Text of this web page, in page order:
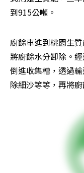
到915公噸。
廚餘車進到桃園生
將廚餘水分卸除。
倒進收集槽，透過
除細沙等等，再將